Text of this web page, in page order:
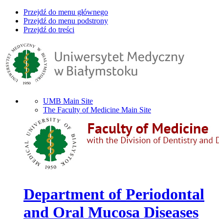
Przejdź do menu głównego
Przejdź do menu podstrony
Przejdź do treści
UMB Main Site
The Faculty of Medicine Main Site
Department of Periodontal
and Oral Mucosa Diseases